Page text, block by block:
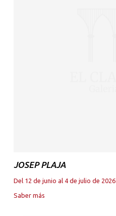
JOSEP PLAJA
Del 12 de junio al 4 de julio de 2026
Saber más